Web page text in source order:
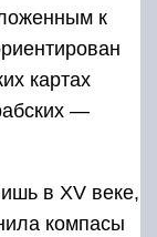
к
картах
—
в XV веке,
компасы